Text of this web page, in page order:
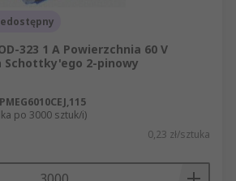
323 1 A Powierzchnia 60 V
Schottky'ego 2-pinowy
PMEG6010CEJ,115
po 3000 sztuk/i)
0,23 zł/sztuka